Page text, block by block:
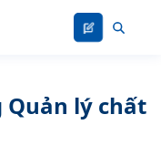
Quản lý chất